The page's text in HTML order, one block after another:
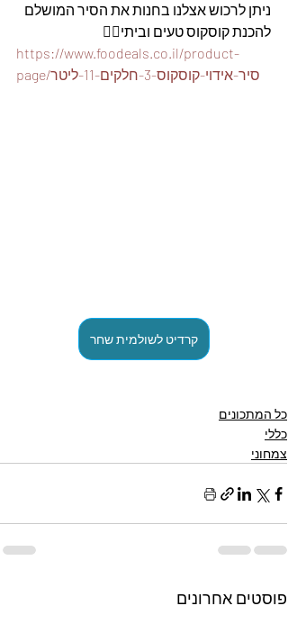
ניתן לרכוש אצלנו בחנות את הסיר המושלם
להכנת קוסקוס טעים וביתי👇🏼
https://www.foodeals.co.il/product-
page/סיר-אידוי-קוסקוס-3-חלקים-11-ליטר
קרדיט לשולמית שחר
כל המתכונים
כללי
צמחוני
פוסטים אחרונים